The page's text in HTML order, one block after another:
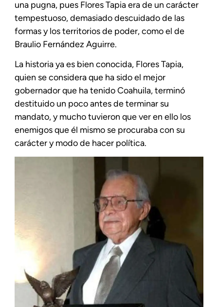
una pugna, pues Flores Tapia era de un carácter
tempestuoso, demasiado descuidado de las
formas y los territorios de poder, como el de
Braulio Fernández Aguirre.
La historia ya es bien conocida, Flores Tapia,
quien se considera que ha sido el mejor
gobernador que ha tenido Coahuila, terminó
destituido un poco antes de terminar su
mandato, y mucho tuvieron que ver en ello los
enemigos que él mismo se procuraba con su
carácter y modo de hacer política.